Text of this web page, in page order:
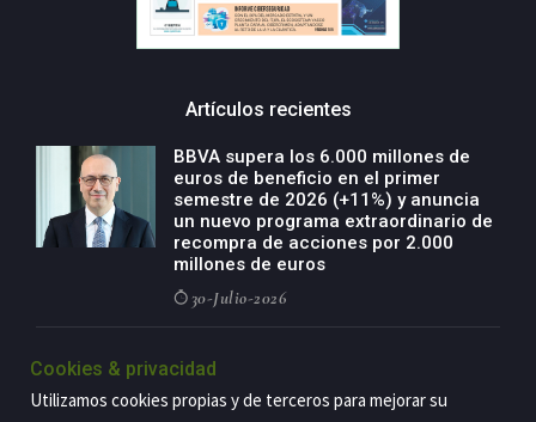
Artículos recientes
BBVA supera los 6.000 millones de
euros de beneficio en el primer
semestre de 2026 (+11%) y anuncia
un nuevo programa extraordinario de
recompra de acciones por 2.000
millones de euros
30-Julio-2026
BBVA acelera el crecimiento de su
negocio agro con un modelo global
de especialización presente en siete
Cookies & privacidad
Utilizamos cookies propias y de terceros para mejorar su